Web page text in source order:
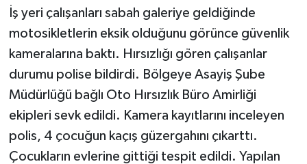
İş yeri çalışanları sabah galeriye geldiğinde
motosikletlerin eksik olduğunu görünce güvenlik
kameralarına baktı. Hırsızlığı gören çalışanlar
durumu polise bildirdi. Bölgeye Asayiş Şube
Müdürlüğü bağlı Oto Hırsızlık Büro Amirliği
ekipleri sevk edildi. Kamera kayıtlarını inceleyen
polis, 4 çocuğun kaçış güzergahını çıkarttı.
Çocukların evlerine gittiği tespit edildi. Yapılan